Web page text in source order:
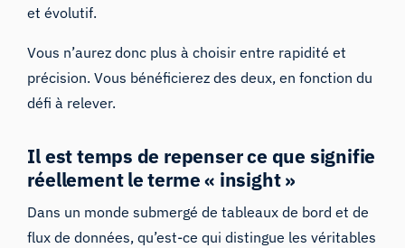
et évolutif.
Vous n’aurez donc plus à choisir entre rapidité et
précision. Vous bénéficierez des deux, en fonction du
défi à relever.
Il est temps de repenser ce que signifie
réellement le terme « insight »
Dans un monde submergé de tableaux de bord et de
flux de données, qu’est-ce qui distingue les véritables